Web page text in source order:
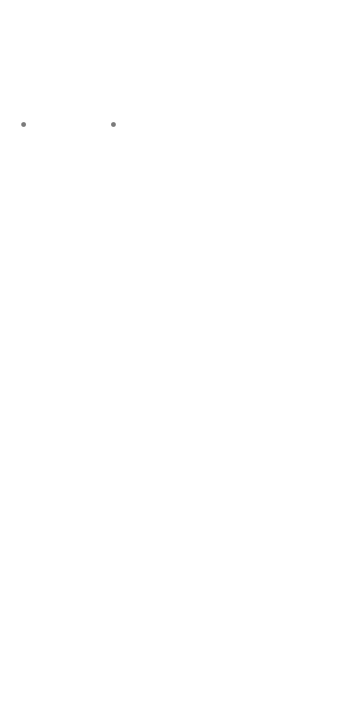
Rezepte-Archiv